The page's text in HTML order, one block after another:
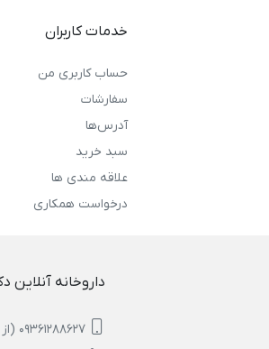
خدمات کاربران
حساب کاربری من
سفارشات
آدرس‌ها
سبد خرید
علاقه مندی ها
درخواست همکاری
داروخانه آنلاین
09361288627 (از ساعت 9 تا 17)